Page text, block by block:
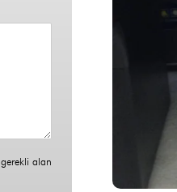
gerekli alan